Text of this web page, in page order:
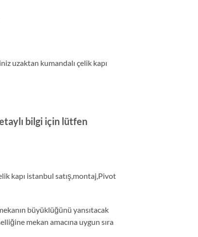
uzaktan kumandalı çelik kapı
bilgi için lütfen
kapı istanbul satış,montaj,Pivot
büyüklüğünü yansıtacak
mekan amacına uygun sıra